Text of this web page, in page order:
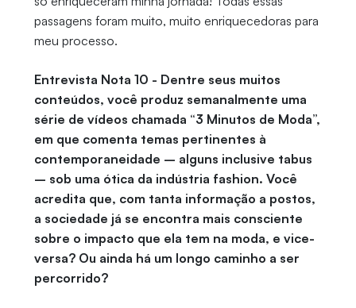
passagens foram muito, muito enriquecedoras para
meu processo.
Entrevista Nota 10 - Dentre seus muitos
conteúdos, você produz semanalmente uma
série de vídeos chamada “3 Minutos de Moda”,
em que comenta temas pertinentes à
contemporaneidade – alguns inclusive tabus
– sob uma ótica da indústria fashion. Você
acredita que, com tanta informação a postos,
a sociedade já se encontra mais consciente
sobre o impacto que ela tem na moda, e vice-
versa? Ou ainda há um longo caminho a ser
percorrido?